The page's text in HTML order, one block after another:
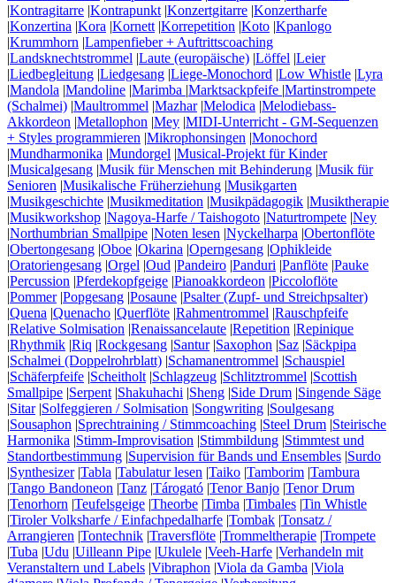
|Kontragitarre |Kontrapunkt|Konzertgitarre |Konzertharfe
|Konzertina |Kora |Kornett|Korrepetition |Koto |Kpanlogo
|Krummhorn |Lampenfieber + Auftrittscoaching
|Landsknechtstrommel |Laute (europäische) |Löffel |Leier
|Liedbegleitung |Liedgesang |Liege-Monochord |Low Whistle |Lyra
|Mandola |Mandoline |Marimba |Marktsackpfeife |Martinstrompete
(Schalmei) |Maultrommel |Mazhar|Melodica |Melodiebass-
Akkordeon |Metallophon |Mey |MIDI-Unterricht - GM-Sequenzen
+ Styles programmieren |Mikrophonsingen |Monochord
|Mundharmonika |Mundorgel |Musical-Projekt für Kinder
|Musicalgesang |Musik für Menschen mit Behinderung |Musik für
Senioren |Musikalische Früherziehung |Musikgarten
|Musikgeschichte |Musikmeditation |Musikpädagogik |Musiktherapie
|Musikworkshop |Nagoya-Harfe / Taishogoto |Naturtrompete |Ney
|Northumbrian Smallpipe |Noten lesen |Nyckelharpa |Obertonflöte
|Obertongesang |Oboe |Okarina |Operngesang |Ophikleide
|Oratoriengesang |Orgel |Oud |Pandeiro |Panduri |Panflöte |Pauke
|Percussion |Pferdekopfgeige |Pianoakkordeon |Piccoloflöte
|Pommer|Popgesang |Posaune |Psalter (Zupf- und Streichpsalter)
|Quena |Quenacho |Querflöte |Rahmentrommel |Rauschpfeife
|Relative Solmisation |Renaissancelaute |Repetition |Repinique
|Rhythmik |Riq |Rockgesang |Santur|Saxophon |Saz |Säckpipa
|Schalmei (Doppelrohrblatt) |Schamanentrommel |Schauspiel
|Schäferpfeife |Scheitholt|Schlagzeug |Schlitztrommel |Scottish
Smallpipe |Serpent|Shakuhachi |Sheng |Side Drum |Singende Säge
|Sitar|Solfeggieren / Solmisation |Songwriting |Soulgesang
|Sousaphon |Sprechtraining / Stimmcoaching |Steel Drum |Steirische
Harmonika |Stimm-Improvisation |Stimmbildung |Stimmtest und
Standortbestimmung |Supervision für Bands und Ensembles |Surdo
|Synthesizer|Tabla |Tabulatur lesen |Taiko |Tamborim |Tambura
|Tango Bandoneon |Tanz |Tárogató |Tenor Banjo |Tenor Drum
|Tenorhorn |Teufelsgeige |Theorbe |Timba |Timbales |Tin Whistle
|Tiroler Volksharfe / Einfachpedalharfe |Tombak |Tonsatz /
Arrangieren |Tontechnik |Traversflöte |Trommeltherapie |Trompete
|Tuba |Udu |Uilleann Pipe |Ukulele |Veeh-Harfe |Verhandeln mit
Veranstaltern und Labels |Vibraphon |Viola da Gamba |Viola